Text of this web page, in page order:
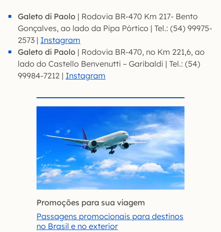
Galeto di Paolo | Rodovia BR-470 Km 217- Bento
Gonçalves, ao lado da Pipa Pórtico | Tel.: (54) 99975-
2573 | Instagram
Galeto di Paolo | Rodovia BR-470, no Km 221,6, ao
lado do Castello Benvenutti – Garibaldi | Tel.: (54)
99984-7212 | Instagram
Promoções para sua viagem
Passagens promocionais para destinos
no Brasil e no exterior